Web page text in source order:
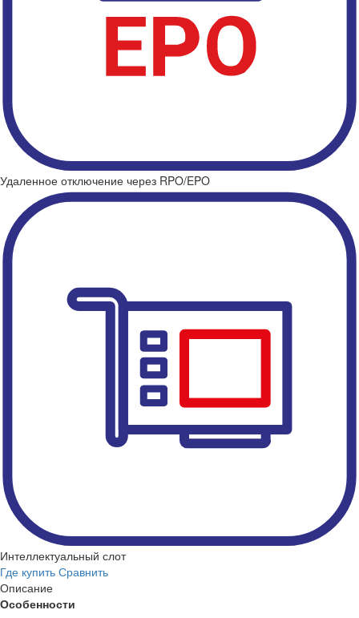
Удаленное отключение через RPO/EPO
Интеллектуальный слот
Где купить Сравнить
Описание
Особенности